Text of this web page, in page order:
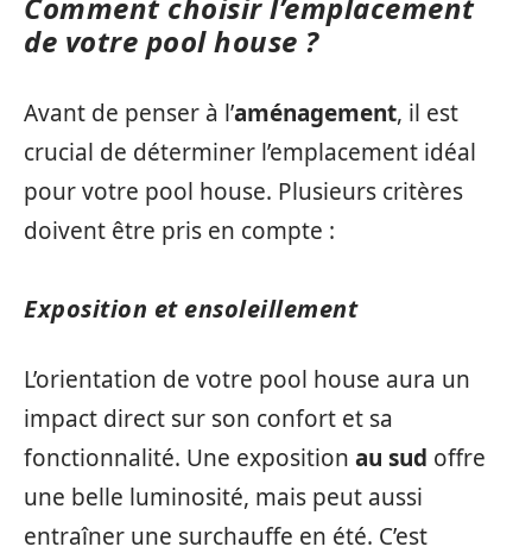
de votre pool house ?
Avant de penser à l’aménagement, il est
crucial de déterminer l’emplacement idéal
pour votre pool house. Plusieurs critères
doivent être pris en compte :
Exposition et ensoleillement
L’orientation de votre pool house aura un
impact direct sur son confort et sa
fonctionnalité. Une exposition au sud offre
une belle luminosité, mais peut aussi
entraîner une surchauffe en été. C’est